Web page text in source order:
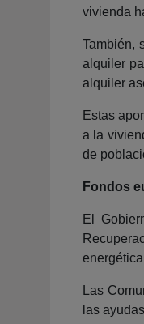
vivienda
También,
alquiler
alquiler
Estas
a la
de
Fondos
El
Las
las